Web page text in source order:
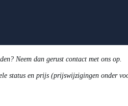
Neem dan gerust contact met ons op.
status en prijs (prijswijzigingen onder